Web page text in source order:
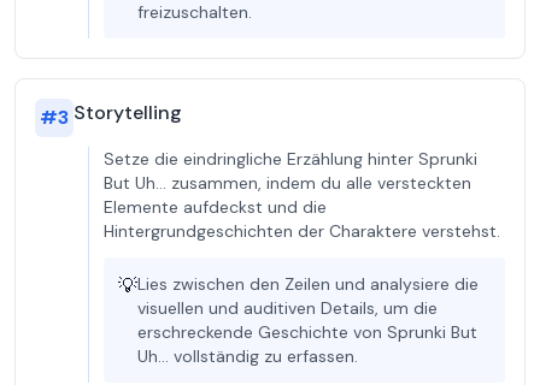
freizuschalten.
#3 Storytelling
Setze die eindringliche Erzählung hinter Sprunki
But Uh… zusammen, indem du alle versteckten
Elemente aufdeckst und die
Hintergrundgeschichten der Charaktere verstehst.
💡Lies zwischen den Zeilen und analysiere die
visuellen und auditiven Details, um die
erschreckende Geschichte von Sprunki But
Uh… vollständig zu erfassen.